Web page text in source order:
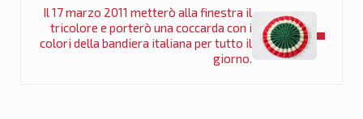
Il 17 marzo 2011 metterò alla finestra il
tricolore e porterò una coccarda con i
colori della bandiera italiana per tutto il
giorno.